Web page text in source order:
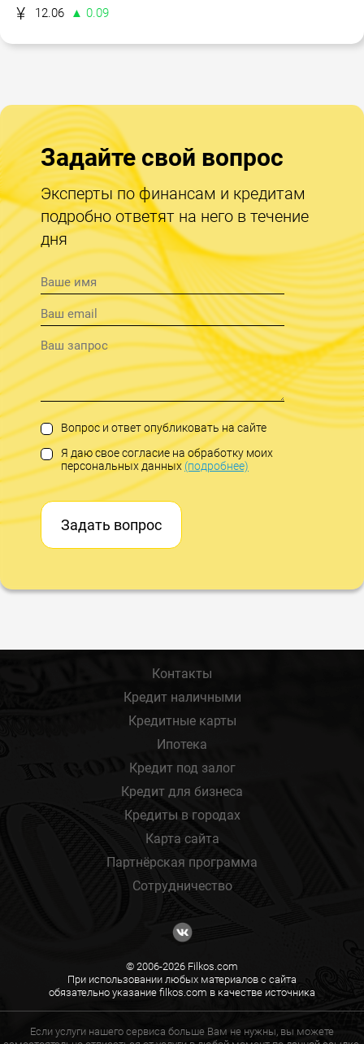
12.06
▲ 0.09
Задайте свой вопрос
Эксперты по финансам и кредитам
подробно ответят на него в течение
дня
Вопрос и ответ опубликовать на сайте
Я даю свое согласие на обработку моих
персональных данных(подробнее)
Задать вопрос
Контакты
Кредит наличными
Кредитные карты
Ипотека
Кредит под залог
Кредит для бизнеса
Кредиты в городах
Карта сайта
Партнёрская программа
Сотрудничество
© 2006-2026 Filkos.com
При использовании любых материалов с сайта
обязательно указание filkos.com в качестве источника
Если услуги нашего сервиса больше Вам не нужны, вы можете